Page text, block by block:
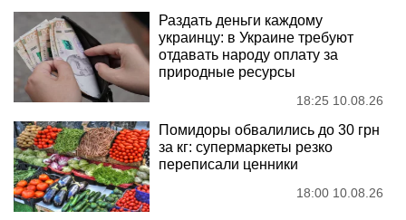
Раздать деньги каждому
украинцу: в Украине требуют
отдавать народу оплату за
природные ресурсы
18:25 10.08.26
Помидоры обвалились до 30 грн
за кг: супермаркеты резко
переписали ценники
18:00 10.08.26